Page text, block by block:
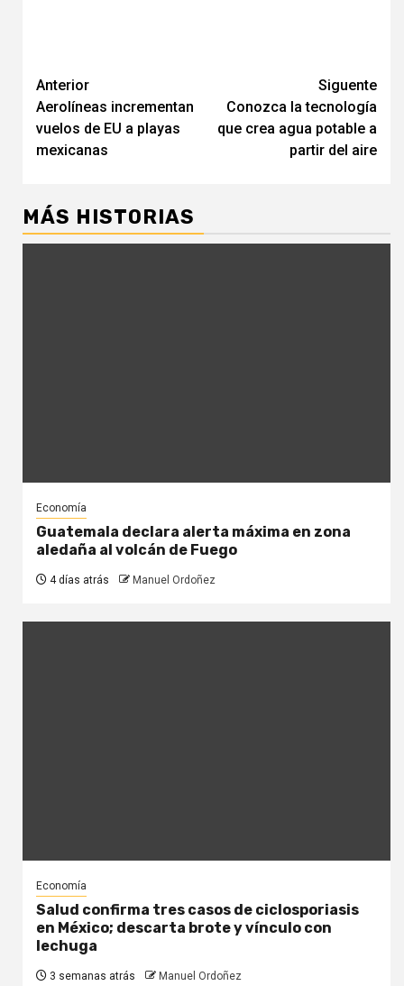
Navegación
de
entradas
Anterior
Aerolíneas incrementan
vuelos de EU a playas
mexicanas
Siguente
Conozca la tecnología
que crea agua potable a
partir del aire
MÁS HISTORIAS
Economía
Guatemala declara alerta máxima en zona
aledaña al volcán de Fuego
4 días atrás Manuel Ordoñez
Economía
Salud confirma tres casos de ciclosporiasis
en México; descarta brote y vínculo con
lechuga
3 semanas atrás Manuel Ordoñez